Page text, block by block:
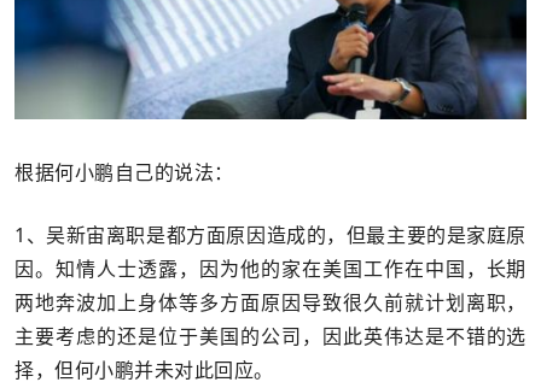
根据何小鹏自己的说法：
1、吴新宙离职是都方面原因造成的，但最主要的是家庭原
因。知情人士透露，因为他的家在美国工作在中国，长期
两地奔波加上身体等多方面原因导致很久前就计划离职，
主要考虑的还是位于美国的公司，因此英伟达是不错的选
择，但何小鹏并未对此回应。